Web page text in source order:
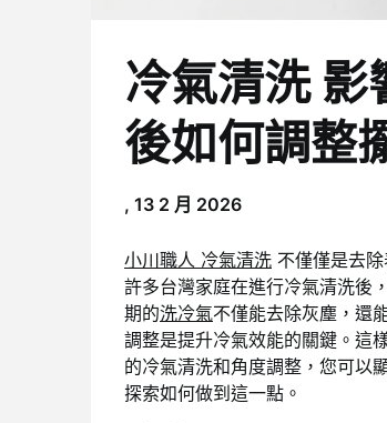
冷氣清洗
後如何調整
, 13 2 月 2026
小川職人 冷氣清洗 不僅僅是去
許多台灣家庭在進行冷氣清洗後
期的洗冷氣不僅能去除灰塵，還
調整是提升冷氣效能的關鍵。這
的冷氣清洗和角度調整，您可以
探索如何做到這一點。